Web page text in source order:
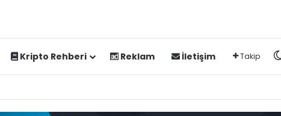
Kripto Rehberi Reklam İletişim Takip